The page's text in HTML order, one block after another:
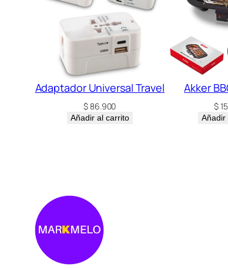
Adaptador Universal Travel
$86.900
Añadir al carrito
Akker
$
Añadir